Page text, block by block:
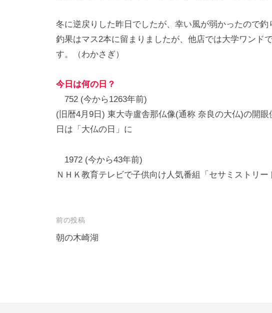
冬に逆戻りした昨日でしたが、幸い風が弱かったので釣
釣果はマス2本に留まりましたが、他店では大学ワンド
す。（わかさぎ）
今日は何の日？
752 (今から1263年前)
(旧暦4月9日) 東大寺盧舎那仏像(通称 奈良の大仏)の開
日は「大仏の日」に
1972 (今から43年前)
ＮＨＫ教育テレビで子供向け人気番組「セサミストリ
投
稿
前の投稿
朝の木崎湖